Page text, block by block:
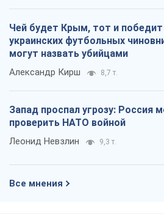
Чей будет Крым, тот и победит
украинских футбольных
могут назвать убийцами
Александр Кирш 8,7 т.
Запад проспал угрозу: Россия
проверить НАТО войной
Леонид Невзлин 9,3 т.
Все мнения